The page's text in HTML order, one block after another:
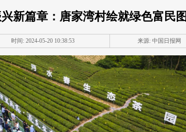
新篇章：唐家湾村绘就绿色富民图
时间: 2024-05-20 10:38:53 来源: 中国日报网